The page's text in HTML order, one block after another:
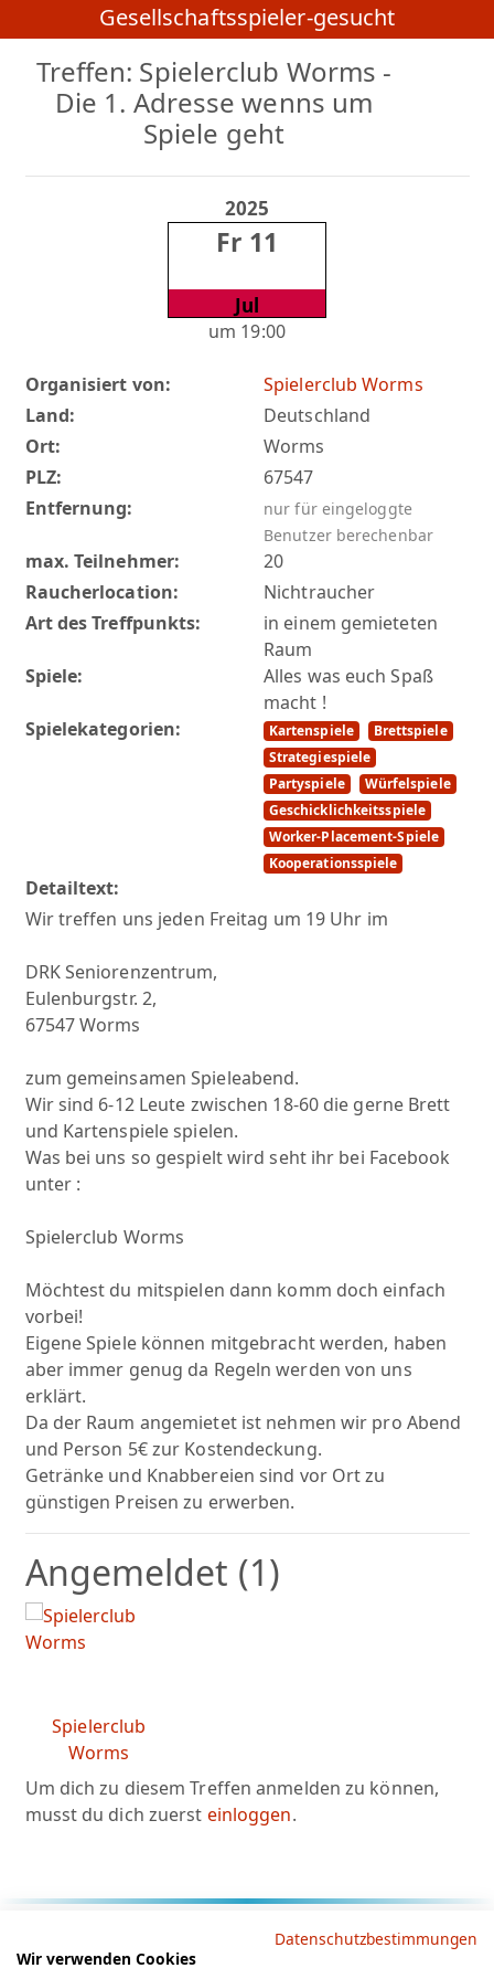
Gesellschaftsspieler-gesucht
Treffen: Spielerclub Worms -
Die 1. Adresse wenns um
Spiele geht
Organisiert von:
Spielerclub Worms
Land:
Deutschland
Ort:
Worms
PLZ:
67547
Entfernung:
nur für eingeloggte
Benutzer berechenbar
max. Teilnehmer:
20
Raucherlocation:
Nichtraucher
Art des Treffpunkts:
in einem gemieteten
Raum
Spiele:
Alles was euch Spaß
macht !
Spielekategorien:
Kartenspiele
Brettspiele
Strategiespiele
Partyspiele
Würfelspiele
Geschicklichkeitsspiele
Worker-Placement-Spiele
Kooperationsspiele
Detailtext:
Wir treffen uns jeden Freitag um 19 Uhr im
DRK Seniorenzentrum,
Eulenburgstr. 2,
67547 Worms
zum gemeinsamen Spieleabend.
Wir sind 6-12 Leute zwischen 18-60 die gerne Brett
und Kartenspiele spielen.
Was bei uns so gespielt wird seht ihr bei Facebook
unter :
Spielerclub Worms
Möchtest du mitspielen dann komm doch einfach
vorbei!
Eigene Spiele können mitgebracht werden, haben
aber immer genug da Regeln werden von uns
erklärt.
Da der Raum angemietet ist nehmen wir pro Abend
und Person 5€ zur Kostendeckung.
Getränke und Knabbereien sind vor Ort zu
günstigen Preisen zu erwerben.
2025
Fr 11
Jul
um 19:00
Angemeldet (1)
Spielerclub
Worms
Um dich zu diesem Treffen anmelden zu können,
musst du dich zuerst einloggen.
Datenschutzbestimmungen
Wir verwenden Cookies